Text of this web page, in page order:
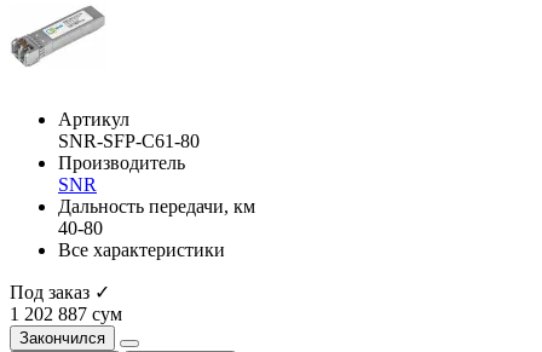
Артикул
SNR-SFP-C61-80
Производитель
SNR
Дальность передачи, км
40-80
Все характеристики
Под заказ ✓
1 202 887 сум
Закончился